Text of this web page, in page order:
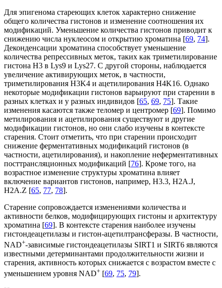
Для эпигенома стареющих клеток характерно снижение
общего количества гистонов и изменение соотношения их
модификаций. Уменьшение количества гистонов приводит к
снижению числа нуклеосом и открытию хроматина [69, 74].
Деконденсации хроматина способствует уменьшение
количества репрессивных меток, таких как триметилирование
гистона H3 в Lys9 и Lys27. С другой стороны, наблюдается
увеличение активирующих меток, в частности,
триметилирования H3K4 и ацетилирования H4K16. Однако
некоторые модификации гистонов варьируют при старении в
разных клетках и у разных индивидов [65, 69, 75]. Такие
изменения касаются также теломер и центромер [69]. Помимо
метилирования и ацетилирования существуют и другие
модификации гистонов, но они слабо изучены в контексте
старения. Стоит отметить, что при старении происходит
снижение ферментативных модификаций гистонов (в
частности, ацетилирования), и накопление неферментативных
посттрансляционных модификаций [76]. Кроме того, на
возрастное изменение структуры хроматина влияет
включение вариантов гистонов, например, H3.3, H2A.J,
H2A.Z [65, 77, 78].
Старение сопровождается изменениями количества и
активности белков, модифицирующих гистоны и архитектуру
хроматина [69]. В контексте старения наиболее изучены
гистондеацетилазы и гистон-ацетилтрансферазы. В частности,
NAD+-зависимые гистондеацетилазы SIRT1 и SIRT6 являются
известными детерминантами продолжительности жизни и
старения, активность которых снижается с возрастом вместе с
уменьшением уровня NAD+ [69, 75, 79].